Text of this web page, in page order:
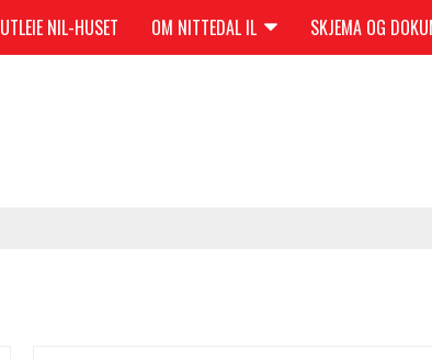
UTLEIE NIL-HUSET OM NITTEDAL IL SKJEMA OG